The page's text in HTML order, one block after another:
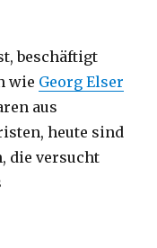
beschäftigt
wie Georg Elser
aus
heute sind
die versucht